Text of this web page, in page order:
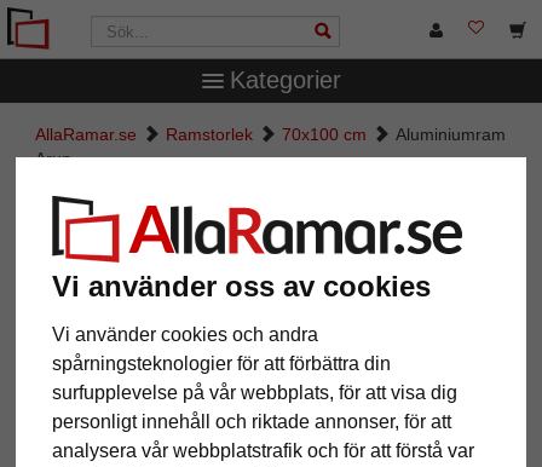
Vi använder oss av cookies
Vi använder cookies och andra
spårningsteknologier för att förbättra din
surfupplevelse på vår webbplats, för att visa dig
personligt innehåll och riktade annonser, för att
analysera vår webbplatstrafik och för att förstå var
Kategorier
AllaRamar.se Ramstorlek 70x100 cm
Aluminiumram
Arun
Aluminiumram Arun